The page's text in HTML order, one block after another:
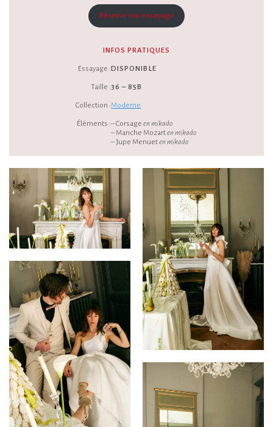
Réserve ton essayage
INFOS PRATIQUES
Essayage :
Taille :
Collection :
Éléments :
DISPONIBLE
36 – 85B
Moderne
– Corsageen mikado
– Manche Mozarten mikado
– Jupe Menueten mikado